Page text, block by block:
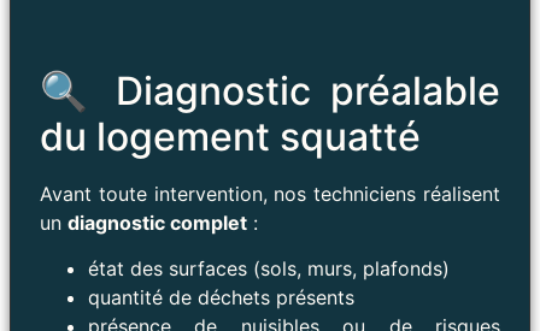
🔍 Diagnostic préalable
du logement squatté
Avant toute intervention, nos techniciens réalisent
un diagnostic complet :
état des surfaces (sols, murs, plafonds)
quantité de déchets présents
présence de nuisibles ou de risques